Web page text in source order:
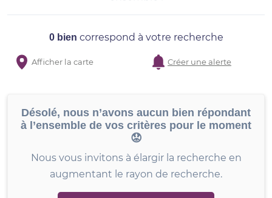
0 bien correspond à votre recherche
Afficher la carte Créer une alerte
Désolé, nous n’avons aucun bien répondant
à l’ensemble de vos critères pour le moment
😟
Nous vous invitons à élargir la recherche en
augmentant le rayon de recherche.